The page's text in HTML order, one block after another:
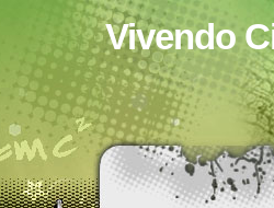
Vivendo